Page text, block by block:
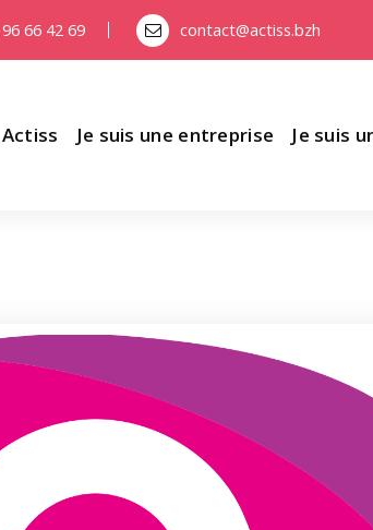
66 42 69 contact@actiss.bzh
Actiss Je suis une entreprise Je suis